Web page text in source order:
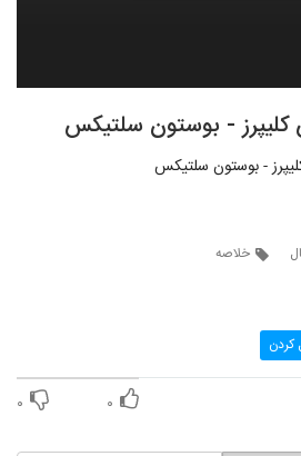
- بوستون سلتیکس
- بوستون سلتیکس
خلاصه
کردن
۰ ۰